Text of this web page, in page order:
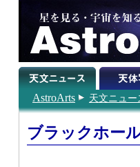
AstroArts 天文ニュー
ブラックホー